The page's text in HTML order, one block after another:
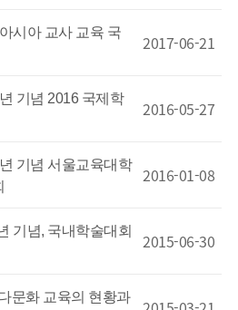
시아 교사 교육 국
2017-06-21
기념 2016 국제학
2016-05-27
기념 서울교육대학
2016-01-08
기념, 국내학술대회
2015-06-30
문화 교육의 현황과